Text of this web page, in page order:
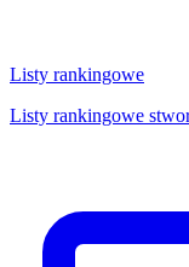
Listy rankingowe
Listy rankingowe